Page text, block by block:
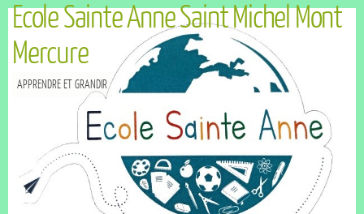
Ecole Sainte Anne Saint Michel Mont
Mercure
APPRENDRE ET GRANDIR